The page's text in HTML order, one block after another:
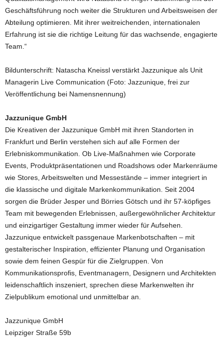
Geschäftsführung noch weiter die Strukturen und Arbeitsweisen der
Abteilung optimieren. Mit ihrer weitreichenden, internationalen
Erfahrung ist sie die richtige Leitung für das wachsende, engagierte
Team.“
Bildunterschrift: Natascha Kneissl verstärkt Jazzunique als Unit
Managerin Live Communication (Foto: Jazzunique, frei zur
Veröffentlichung bei Namensnennung)
Jazzunique GmbH
Die Kreativen der Jazzunique GmbH mit ihren Standorten in
Frankfurt und Berlin verstehen sich auf alle Formen der
Erlebniskommunikation. Ob Live-Maßnahmen wie Corporate
Events, Produktpräsentationen und Roadshows oder Markenräume
wie Stores, Arbeitswelten und Messestände – immer integriert in
die klassische und digitale Markenkommunikation. Seit 2004
sorgen die Brüder Jesper und Börries Götsch und ihr 57-köpfiges
Team mit bewegenden Erlebnissen, außergewöhnlicher Architektur
und einzigartiger Gestaltung immer wieder für Aufsehen.
Jazzunique entwickelt passgenaue Markenbotschaften – mit
gestalterischer Inspiration, effizienter Planung und Organisation
sowie dem feinen Gespür für die Zielgruppen. Von
Kommunikationsprofis, Eventmanagern, Designern und Architekten
leidenschaftlich inszeniert, sprechen diese Markenwelten ihr
Zielpublikum emotional und unmittelbar an.
Jazzunique GmbH
Leipziger Straße 59b